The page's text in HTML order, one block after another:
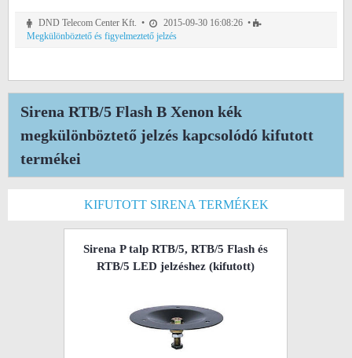
DND Telecom Center Kft. •
2015-09-30 16:08:26 •
Megkülönböztető és figyelmeztető jelzés
Sirena RTB/5 Flash B Xenon kék
megkülönböztető jelzés kapcsolódó kifutott
termékei
KIFUTOTT SIRENA TERMÉKEK
Sirena P talp RTB/5, RTB/5 Flash és
RTB/5 LED jelzéshez(kifutott)